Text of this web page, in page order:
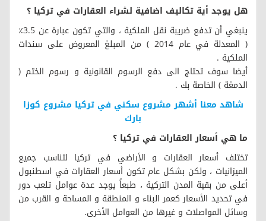
هل يوجد أية تكاليف اضافية لشراء العقارات في تركيا ؟
ينبغي أن تدفع ضريبة نقل الملكية ، والتي تكون عبارة عن 3.5٪
( المعدلة في عام 2014 ) من المبلغ المعروض على سندات
الملكية .
أيضا سوف تحتاج الى دفع الرسوم القانونية و رسوم الختم (
الدمغة ) الخاصة بك .
شاهد معنا أشهر مشروع سكني في تركيا مشروع كوزا
بارك
ما هي أسعار العقارات في تركيا ؟
تختلف أسعار العقارات و الأراضي في تركيا لتناسب جميع
الميزانيات ، ولكن بشكل عام تكون أسعار العقارات في اسطنبول
أعلى من بقية المدن التركية ، طبعاً يوجد عدة عوامل تلعب دور
في تحديد الأسعار كعمر البناء و المنطقة و المساحة و القرب من
وسائل المواصلات و غيرها من العوامل الأخرى.